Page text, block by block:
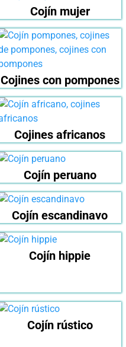
Cojín mujer
Cojines con pompones
Cojines africanos
Cojín peruano
Cojín escandinavo
Cojín hippie
Cojín rústico